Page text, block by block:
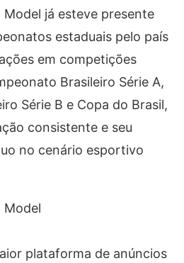
Model já esteve presente
estaduais pelo país
em competições
Brasileiro Série A,
Série B e Copa do Brasil,
consistente e seu
no cenário esportivo
Model
plataforma de anúncios